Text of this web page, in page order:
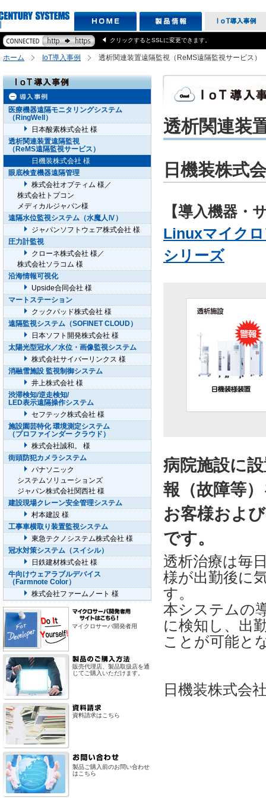
クリックするとSSLに変更できます。
ホーム IoT導入事例 透析関連装置遠隔監視（ReMS遠隔監視サービス）
透析関連装
日機装株式
【導入機器・
Linuxマイク
シリーズ
病院施設に
報（故障等
お客様およ
です。
透析治療は毎
様が出勤後に
す。
本システムの
に検知し、出
ことが可能と
日機装株式
医療機器遠隔モニタリングシステム
（RingWell）
日本酸素株式会社 様
透析関連装置遠隔監視
（ReMS遠隔監視サービス）
日機装株式会社 様
眼底検査機器遠隔管理
株式会社オプティム 様／
株式会社トプコン
メディカルジャパン様
遠隔水位監視システム（水魔人Ⅳ）
ジャパンソフトウェア株式会社 様
圧力計監視
クローネ株式会社 様／
株式会社ソラコム 様
沿海情報可視化
Upside合同会社 様
マートステーション
クックパッド株式会社 様
遠隔監視システム（SOFINET CLOUD）
日本ソフト開発株式会社 様
太陽光型冠水／水位・画像監視システム
株式会社サイバーリンクス 様
消融雪施設 監視制御システム
井上株式会社 様
渋滞検知/逆走検知/
LED表示遠隔操作システム
セフテック株式会社 様
施設園芸特化 環境測定システム
（プロファインダー クラウド）
株式会社誠和。 様
街頭防犯カメラシステム
パナソニック
システムソリューションズ
ジャパン株式会社関西社 様
建設現場クレーン安全管理システム
村本建設 様
工事車横取り装置監視システム
東急テクノシステム株式会社 様
冠水対策システム（スイシル）
日鉄建材株式会社 様
牛向けウェアラブルデバイス
（Farmnote Color）
株式会社ファームノート 様
マイクロサーバ開発者用
販売代理店、製品取扱店を通
じてご購入いただけます。
資料請求はこちら
製品ご購入前のお問い合わせ
はこちら